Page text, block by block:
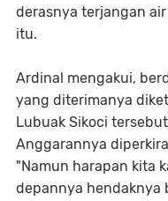
derasnya terjangan
itu.
Ardinal mengakui,
yang diterimanya
Lubuak Sikoci
Anggarannya
"Namun harapan kita
depannya hendaknya